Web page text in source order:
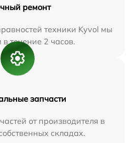
ремонт
техники Kyvol мы
в течение 2 часов.
запчасти
от производителя в
складах.